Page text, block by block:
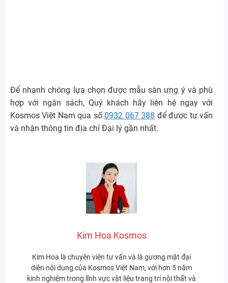
Để nhanh chóng lựa chọn được mẫu sàn ưng ý và phù
hợp với ngân sách, Quý khách hãy liên hệ ngay với
Kosmos Việt Nam qua số 0932 067 388 để được tư vấn
và nhận thông tin địa chỉ Đại lý gần nhất.
Kim Hoa Kosmos
Kim Hoa là chuyên viên tư vấn và là gương mặt đại
diện nội dung của Kosmos Việt Nam, với hơn 5 năm
kinh nghiệm trong lĩnh vực vật liệu trang trí nội thất và